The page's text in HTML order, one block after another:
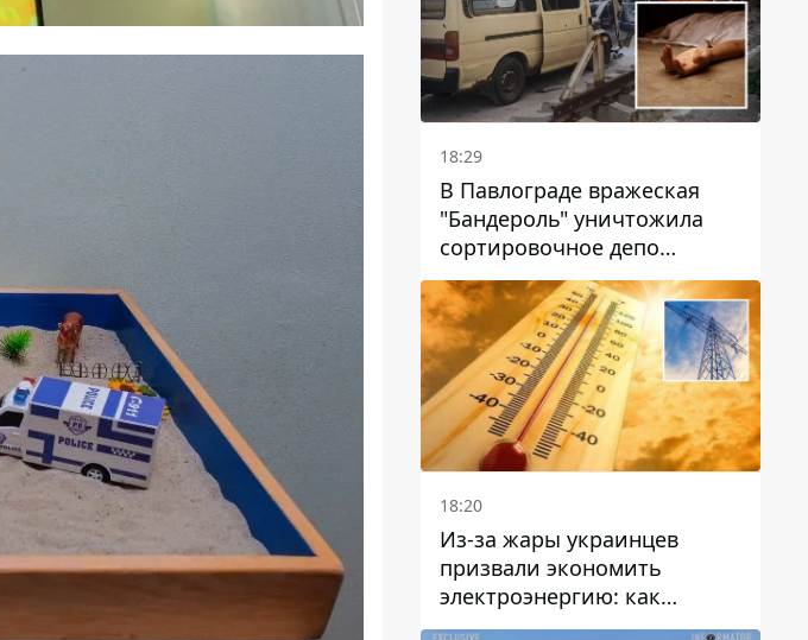
18:29
В Павлограде вражеская
"Бандероль" уничтожила
сортировочное депо
"Укрпошти" и убила двух
работниц
18:20
Из-за жары украинцев
призвали экономить
электроэнергию: как
избежать перегрузки сетей